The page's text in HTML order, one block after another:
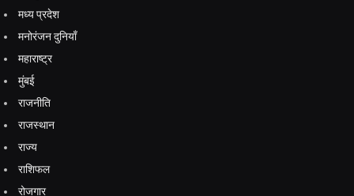
मध्य प्रदेश
मनोरंजन दुनियाँ
महाराष्ट्र
मुंबई
राजनीति
राजस्थान
राज्य
राशिफल
रोजगार